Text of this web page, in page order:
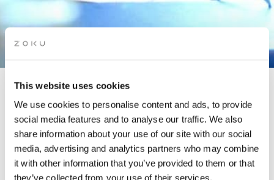
This website uses cookies
We use cookies to personalise content and ads, to provide
social media features and to analyse our traffic. We also
share information about your use of our site with our social
media, advertising and analytics partners who may combine
it with other information that you’ve provided to them or that
they’ve collected from your use of their services.
MEDITATE & WRITE
WORKSHOP
In samenwerking met The Story Lounge